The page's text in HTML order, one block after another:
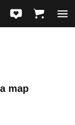
map